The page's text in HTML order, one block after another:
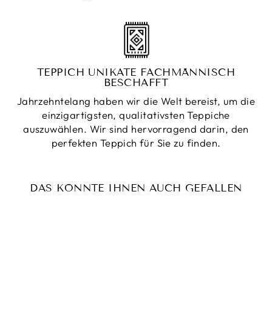
TEPPICH UNIKATE FACHMÄNNISCH
BESCHAFFT
Jahrzehntelang haben wir die Welt bereist, um die
einzigartigsten, qualitativsten Teppiche
auszuwählen. Wir sind hervorragend darin, den
perfekten Teppich für Sie zu finden.
DAS KÖNNTE IHNEN AUCH GEFALLEN